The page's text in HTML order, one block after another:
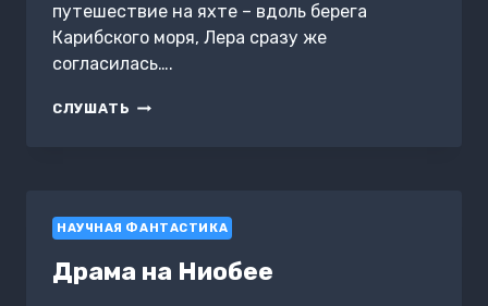
путешествие на яхте – вдоль берега
Карибского моря, Лера сразу же
согласилась….
СЛУШАТЬ ГАДСКОЕ
НАУЧНАЯ ФАНТАСТИКА
Драма на Ниобее